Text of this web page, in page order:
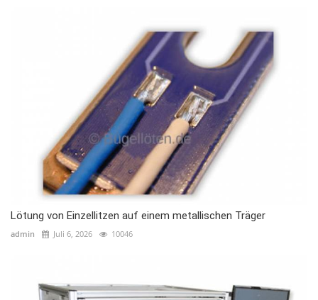
Lötung von Einzellitzen auf einem metallischen Träger
admin Juli 6, 2026 10046